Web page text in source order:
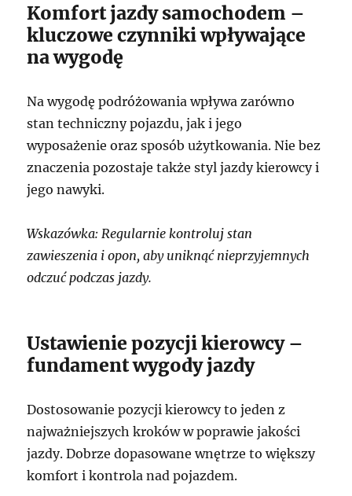
Komfort jazdy samochodem –
kluczowe czynniki wpływające
na wygodę
Na wygodę podróżowania wpływa zarówno
stan techniczny pojazdu, jak i jego
wyposażenie oraz sposób użytkowania. Nie bez
znaczenia pozostaje także styl jazdy kierowcy i
jego nawyki.
Wskazówka: Regularnie kontroluj stan
zawieszenia i opon, aby uniknąć nieprzyjemnych
odczuć podczas jazdy.
Ustawienie pozycji kierowcy –
fundament wygody jazdy
Dostosowanie pozycji kierowcy to jeden z
najważniejszych kroków w poprawie jakości
jazdy. Dobrze dopasowane wnętrze to większy
komfort i kontrola nad pojazdem.